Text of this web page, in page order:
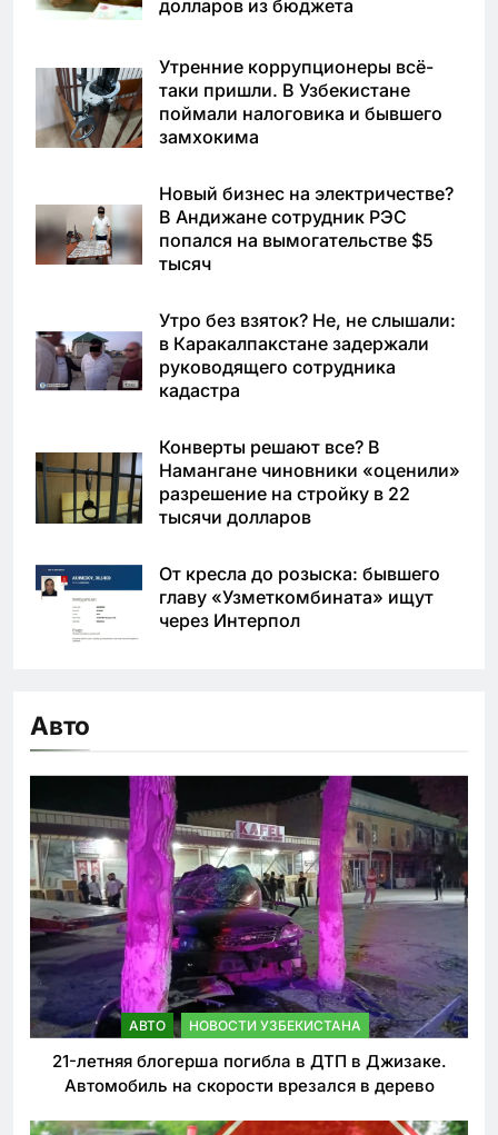
долларов из бюджета
Утренние коррупционеры всё-
таки пришли. В Узбекистане
поймали налоговика и бывшего
замхокима
Новый бизнес на электричестве?
В Андижане сотрудник РЭС
попался на вымогательстве $5
тысяч
Утро без взяток? Не, не слышали:
в Каракалпакстане задержали
руководящего сотрудника
кадастра
Конверты решают все? В
Намангане чиновники «оценили»
разрешение на стройку в 22
тысячи долларов
От кресла до розыска: бывшего
главу «Узметкомбината» ищут
через Интерпол
Авто
АВТО НОВОСТИ УЗБЕКИСТАНА
21-летняя блогерша погибла в ДТП в Джизаке.
Автомобиль на скорости врезался в дерево